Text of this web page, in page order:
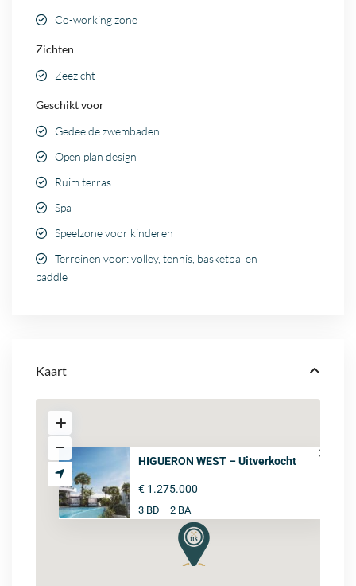
Co-working zone
Zichten
Zeezicht
Geschikt voor
Gedeelde zwembaden
Open plan design
Ruim terras
Spa
Speelzone voor kinderen
Terreinen voor: volley, tennis, basketbal en
paddle
Kaart
HIGUERON WEST – Uitverkocht
€ 1.275.000
3 BD 2 BA